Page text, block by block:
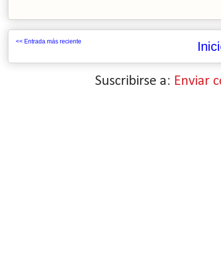
<< Entrada más reciente
Suscribirse a: Enviar